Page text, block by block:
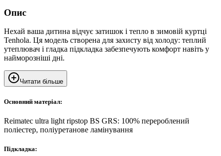
Опис
Нехай ваша дитина відчує затишок і тепло в зимовій куртці
Tenhola. Ця модель створена для захисту від холоду: теплий
утеплювач і гладка підкладка забезпечують комфорт навіть у
найморозніші дні.
Читати більше
Основний матеріал:
Reimatec ultra light ripstop BS GRS: 100% перероблений
поліестер, поліуретанове ламінування
Підкладка: